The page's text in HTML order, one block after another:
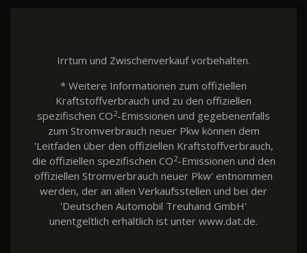
Irrtum und Zwischenverkauf vorbehalten.
* Weitere Informationen zum offiziellen
Kraftstoffverbrauch und zu den offiziellen
spezifischen CO2-Emissionen und gegebenenfalls
zum Stromverbrauch neuer Pkw können dem
'Leitfaden über den offiziellen Kraftstoffverbrauch,
die offiziellen spezifischen CO2-Emissionen und den
offiziellen Stromverbrauch neuer Pkw' entnommen
werden, der an allen Verkaufsstellen und bei der
'Deutschen Automobil Treuhand GmbH'
unentgeltlich erhältlich ist unter www.dat.de.